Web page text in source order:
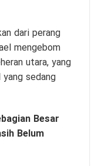
dari perang
mengebom
utara, yang
sedang
Besar
Belum